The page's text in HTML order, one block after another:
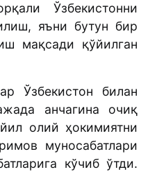
Ўзбекистонни
яъни бутун бир
мақсади қўйилган
Ўзбекистон билан
анчагина очиқ
олий ҳокимиятни
муносабатлари
кўчиб ўтди.